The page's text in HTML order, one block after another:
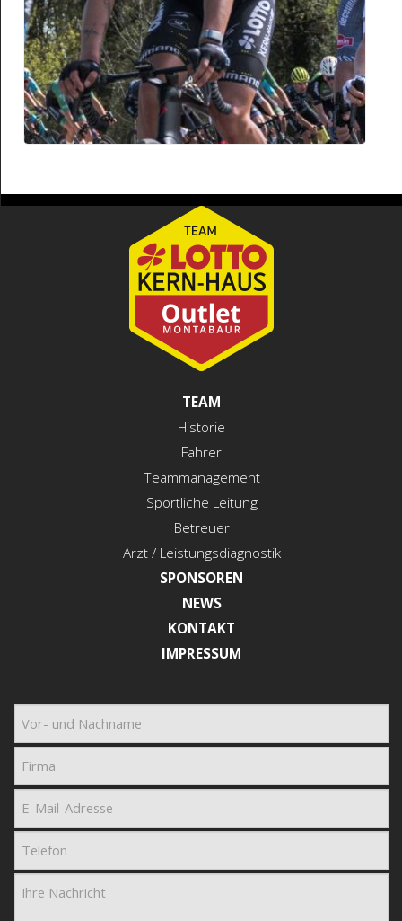
TEAM
Historie
Fahrer
Teammanagement
Sportliche Leitung
Betreuer
Arzt / Leistungsdiagnostik
SPONSOREN
NEWS
KONTAKT
IMPRESSUM